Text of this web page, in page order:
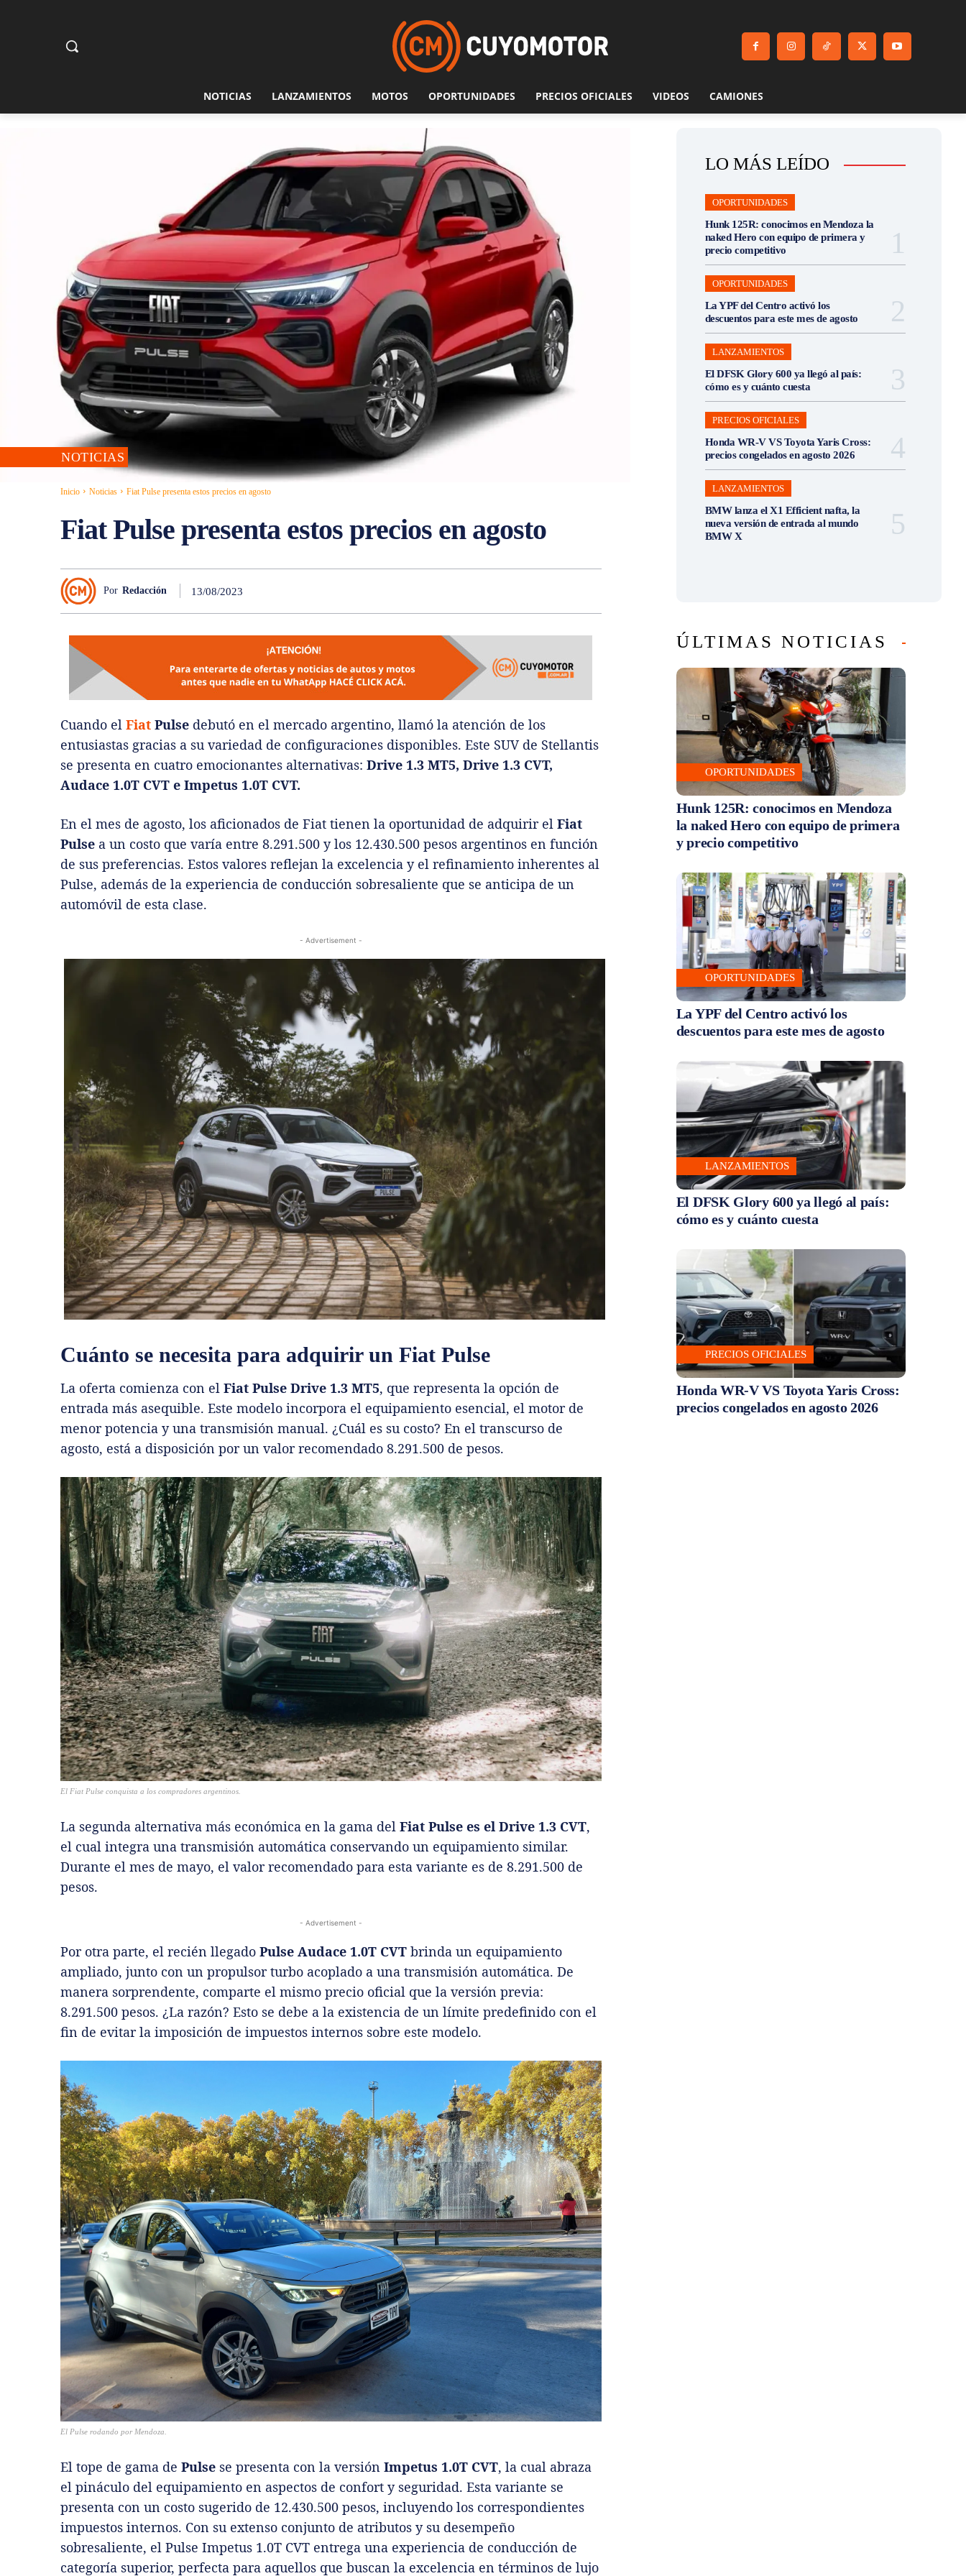
NOTICIAS LANZAMIENTOS MOTOS OPORTUNIDADES PRECIOS OFICIALES VIDEOS CAMIONES
NOTICIAS
Inicio Noticias Fiat Pulse presenta estos precios en agosto
Fiat Pulse presenta estos precios en agosto
Por Redacción 13/08/2023
Cuando el Fiat Pulse debutó en el mercado argentino, llamó la atención de los
entusiastas gracias a su variedad de configuraciones disponibles. Este SUV de Stellantis
se presenta en cuatro emocionantes alternativas: Drive 1.3 MT5, Drive 1.3 CVT,
Audace 1.0T CVT e Impetus 1.0T CVT.
En el mes de agosto, los aficionados de Fiat tienen la oportunidad de adquirir el Fiat
Pulse a un costo que varía entre 8.291.500 y los 12.430.500 pesos argentinos en función
de sus preferencias. Estos valores reflejan la excelencia y el refinamiento inherentes al
Pulse, además de la experiencia de conducción sobresaliente que se anticipa de un
automóvil de esta clase.
- Advertisement -
Cuánto se necesita para adquirir un Fiat Pulse
La oferta comienza con el Fiat Pulse Drive 1.3 MT5, que representa la opción de
entrada más asequible. Este modelo incorpora el equipamiento esencial, el motor de
menor potencia y una transmisión manual. ¿Cuál es su costo? En el transcurso de
agosto, está a disposición por un valor recomendado 8.291.500 de pesos.
El Fiat Pulse conquista a los compradores argentinos.
La segunda alternativa más económica en la gama del Fiat Pulse es el Drive 1.3 CVT,
el cual integra una transmisión automática conservando un equipamiento similar.
Durante el mes de mayo, el valor recomendado para esta variante es de 8.291.500 de
pesos.
- Advertisement -
Por otra parte, el recién llegado Pulse Audace 1.0T CVT brinda un equipamiento
ampliado, junto con un propulsor turbo acoplado a una transmisión automática. De
manera sorprendente, comparte el mismo precio oficial que la versión previa:
8.291.500 pesos. ¿La razón? Esto se debe a la existencia de un límite predefinido con el
fin de evitar la imposición de impuestos internos sobre este modelo.
El Pulse rodando por Mendoza.
El tope de gama de Pulse se presenta con la versión Impetus 1.0T CVT, la cual abraza
el pináculo del equipamiento en aspectos de confort y seguridad. Esta variante se
presenta con un costo sugerido de 12.430.500 pesos, incluyendo los correspondientes
impuestos internos. Con su extenso conjunto de atributos y su desempeño
sobresaliente, el Pulse Impetus 1.0T CVT entrega una experiencia de conducción de
categoría superior, perfecta para aquellos que buscan la excelencia en términos de lujo
LO MÁS LEÍDO
OPORTUNIDADES
Hunk 125R: conocimos en Mendoza la
naked Hero con equipo de primera y
precio competitivo
OPORTUNIDADES
La YPF del Centro activó los
descuentos para este mes de agosto
LANZAMIENTOS
El DFSK Glory 600 ya llegó al país:
cómo es y cuánto cuesta
PRECIOS OFICIALES
Honda WR-V VS Toyota Yaris Cross:
precios congelados en agosto 2026
LANZAMIENTOS
BMW lanza el X1 Efficient nafta, la
nueva versión de entrada al mundo
BMW X
ÚLTIMAS NOTICIAS
OPORTUNIDADES
Hunk 125R: conocimos en Mendoza
la naked Hero con equipo de primera
y precio competitivo
OPORTUNIDADES
La YPF del Centro activó los
descuentos para este mes de agosto
LANZAMIENTOS
El DFSK Glory 600 ya llegó al país:
cómo es y cuánto cuesta
PRECIOS OFICIALES
Honda WR-V VS Toyota Yaris Cross:
precios congelados en agosto 2026